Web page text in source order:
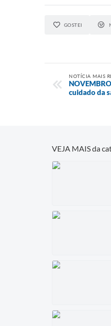
GOSTEI
NOTÍCIA MAIS
cuidado da
VEJA MAIS da